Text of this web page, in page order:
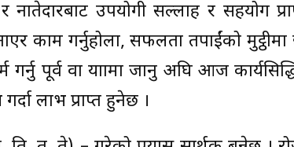
नातेदारबाट उपयोगी सल्लाह र सहयोग
काम गर्नुहोला, सफलता तपाईंको
पूर्व वा यात्रामा जानु अघि आज
लाभ प्राप्त हुनेछ ।